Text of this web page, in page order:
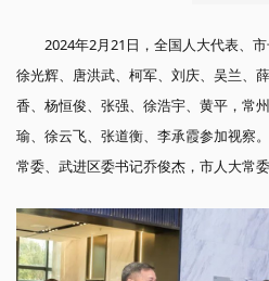
2024年2月21日，全国人大代表、
徐光辉、唐洪武、柯军、刘庆、吴兰、
香、杨恒俊、张强、徐浩宇、黄平，常
瑜、徐云飞、张道衡、李承霞参加视察
常委、武进区委书记乔俊杰，市人大常